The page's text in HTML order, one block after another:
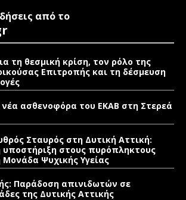
από το
τη θεσμική κρίση, τον ρόλο της
Επιτροπής και τη δέσμευση
ασθενοφόρα του ΕΚΑΒ στη Στερεά
Σταυρός στη Δυτική Αττική:
υποστήριξη στους πυρόπληκτους
Ψυχικής Υγείας
Παράδοση απινιδωτών σε
της Δυτικής Αττικής